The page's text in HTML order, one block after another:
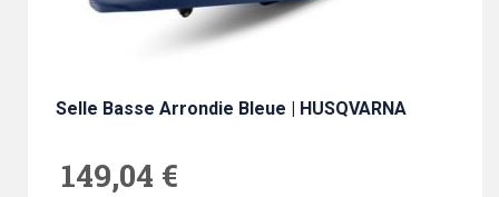
Selle Basse Arrondie Bleue | HUSQVARNA
149,04 €